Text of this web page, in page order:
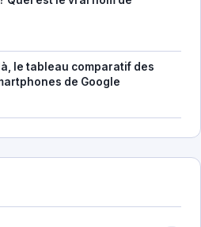
le tableau comparatif des
de Google